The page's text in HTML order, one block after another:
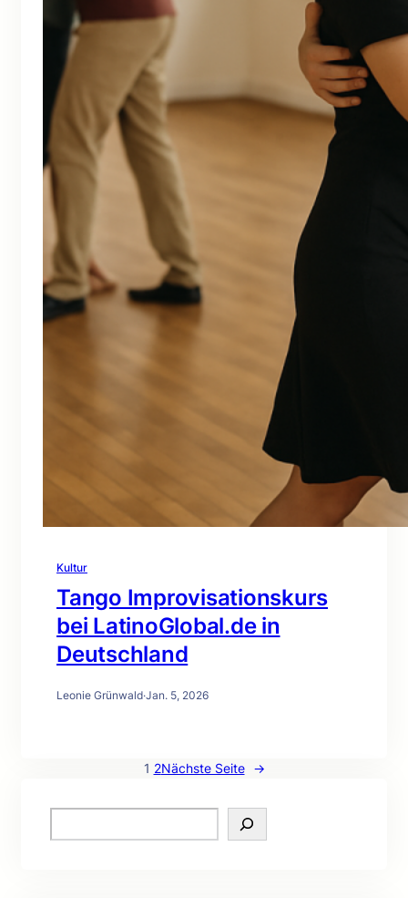
Kultur
Tango Improvisationskurs
bei LatinoGlobal.de in
Deutschland
Leonie Grünwald·Jan. 5, 2026
1 2Nächste Seite →
e